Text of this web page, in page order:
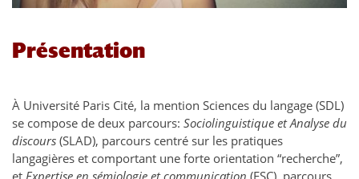
Présentation
À Université Paris Cité, la mention Sciences du langage (SDL)
se compose de deux parcours: Sociolinguistique et Analyse du
discours (SLAD), parcours centré sur les pratiques
langagières et comportant une forte orientation “recherche”,